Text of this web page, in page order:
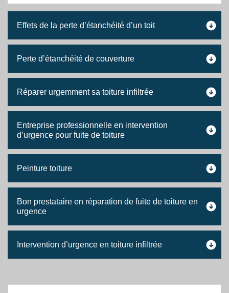
Effets de la perte d’étanchéité d’un toit
Perte d’étanchéité de couverture
Réparer urgemment sa toiture infiltrée
Entreprise professionnelle en intervention
d’urgence pour fuite de toiture
Peinture toiture
Bon prestataire en réparation de fuite de toiture en
urgence
Intervention d’urgence en toiture infiltrée